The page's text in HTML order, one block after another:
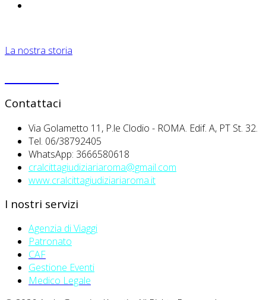
La nostra storia
Contattaci
Via Golametto 11, P.le Clodio - ROMA. Edif. A, PT St. 32.
Tel. 06/38792405
WhatsApp: 3666580618
cralcittagiudiziariaroma@gmail.com
www.cralcittagiudiziariaroma.it
I nostri servizi
Agenzia di Viaggi
Patronato
CAF
Gestione Eventi
Medico Legale